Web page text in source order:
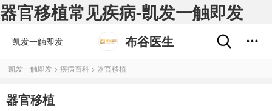
器官移植常见疾病-凯发一触即发
凯发一触即发 布谷医生
凯发一触即发 > 疾病百科 > 器官移植
器官移植